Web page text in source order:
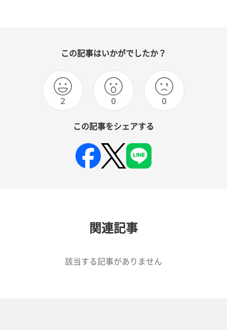
この記事はいかがでしたか？
2 0 0
この記事をシェアする
関連記事
該当する記事がありません